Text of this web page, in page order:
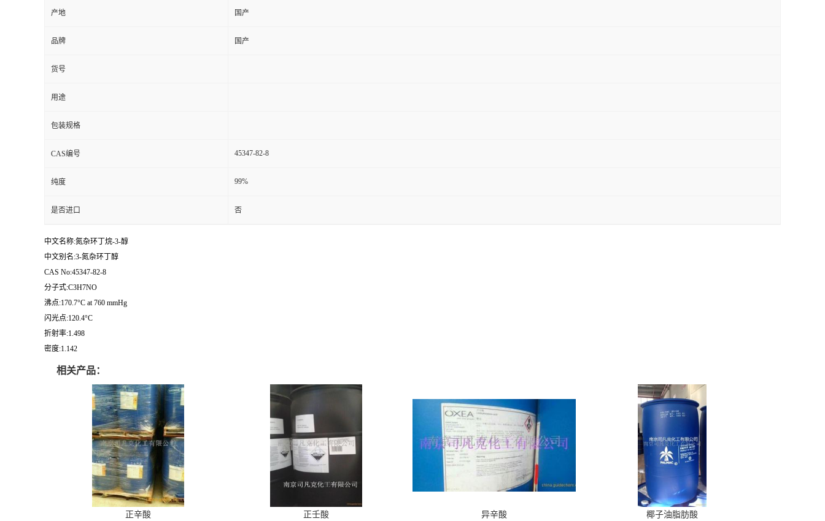
产地 国产
品牌 国产
货号
用途
包装规格
CAS编号 45347-82-8
纯度 99%
是否进口 否
中文名称:氮杂环丁烷-3-醇
中文别名:3-氮杂环丁醇
CAS No:45347-82-8
分子式:C3H7NO
沸点:170.7°C at 760 mmHg
闪光点:120.4°C
折射率:1.498
密度:1.142
相关产品：
正辛酸 正壬酸 异辛酸 椰子油脂肪酸